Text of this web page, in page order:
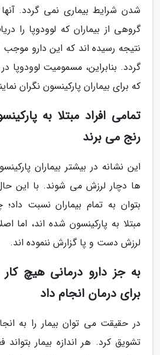
شدن شرایط بیماری نمی گردد.
گروهی از بیماران که لوودوپا را
نتیجه رسیده اند که این دارو
گردد. بنابراین، مسمومیت لوودوپا
که برای بیماران پارکینسون نگران
تمامی افراد مبتلا به
رنج می برند
این نشانه در بیشتر بیماران
ها دچار لرزش می شوند. با این
بتوان به تمام بیماران نسبت داد؛
مبتلا به پارکینسون شده اند، اما
لرزش دست و پا گزارش ننموده اند.
به جز دارو درمانی هیچ
برای درمان انجام داد
در حقیقت می توان بیمار را به
تشویق کرد. هر اندازه بیمار